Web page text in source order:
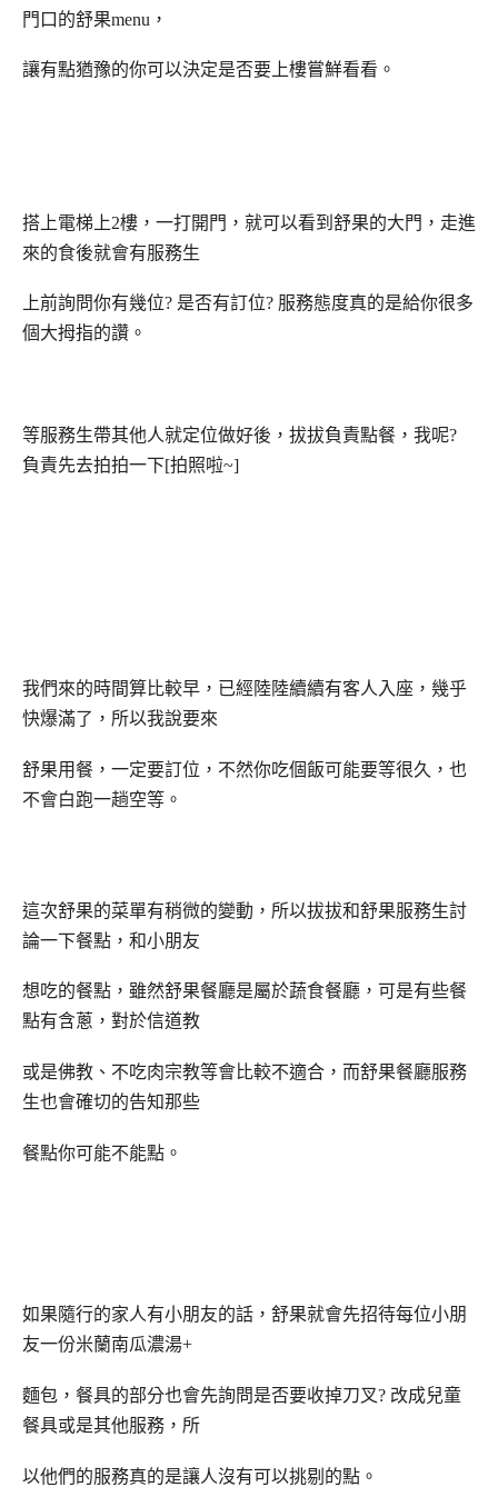
門口的舒果menu，
讓有點猶豫的你可以決定是否要上樓嘗鮮看看。
搭上電梯上2樓，一打開門，就可以看到舒果的大門，走進
來的食後就會有服務生
上前詢問你有幾位? 是否有訂位? 服務態度真的是給你很多
個大拇指的讚。
等服務生帶其他人就定位做好後，拔拔負責點餐，我呢?
負責先去拍拍一下[拍照啦~]
我們來的時間算比較早，已經陸陸續續有客人入座，幾乎
快爆滿了，所以我說要來
舒果用餐，一定要訂位，不然你吃個飯可能要等很久，也
不會白跑一趟空等。
這次舒果的菜單有稍微的變動，所以拔拔和舒果服務生討
論一下餐點，和小朋友
想吃的餐點，雖然舒果餐廳是屬於蔬食餐廳，可是有些餐
點有含蔥，對於信道教
或是佛教、不吃肉宗教等會比較不適合，而舒果餐廳服務
生也會確切的告知那些
餐點你可能不能點。
如果隨行的家人有小朋友的話，舒果就會先招待每位小朋
友一份米蘭南瓜濃湯+
麵包，餐具的部分也會先詢問是否要收掉刀叉? 改成兒童
餐具或是其他服務，所
以他們的服務真的是讓人沒有可以挑剔的點。